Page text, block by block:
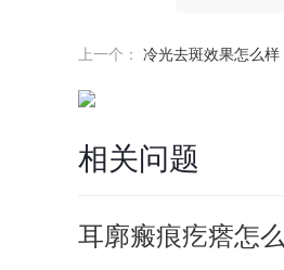
上一个： 冷光去斑效果怎么样
相关问题
耳廓瘢痕疙瘩怎